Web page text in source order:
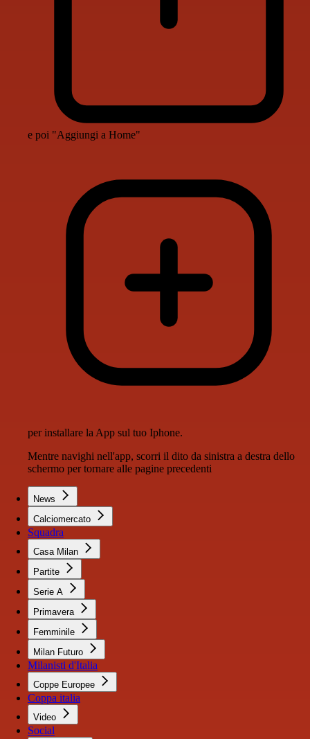
e poi "Aggiungi a Home"
per installare la App sul tuo Iphone.
Mentre navighi nell'app, scorri il dito da sinistra a destra dello
schermo per tornare alle pagine precedenti
News
Calciomercato
Squadra
Casa Milan
Partite
Serie A
Primavera
Femminile
Milan Futuro
Milanisti d'Italia
Coppe Europee
Coppa italia
Video
Social